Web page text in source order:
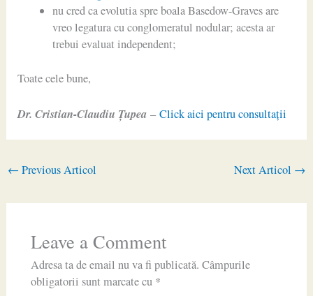
nu cred ca evolutia spre boala Basedow-Graves are
vreo legatura cu conglomeratul nodular; acesta ar
trebui evaluat independent;
Toate cele bune,
Dr. Cristian-Claudiu Ţupea –Click aici pentru consultaţii
← Previous Articol Next Articol →
Leave a Comment
Adresa ta de email nu va fi publicată. Câmpurile
obligatorii sunt marcate cu *